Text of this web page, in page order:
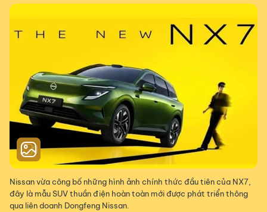
Nissan vừa công bố những hình ảnh chính thức đầu tiên của NX7,
đây là mẫu SUV thuần điện hoàn toàn mới được phát triển thông
qua liên doanh Dongfeng Nissan.